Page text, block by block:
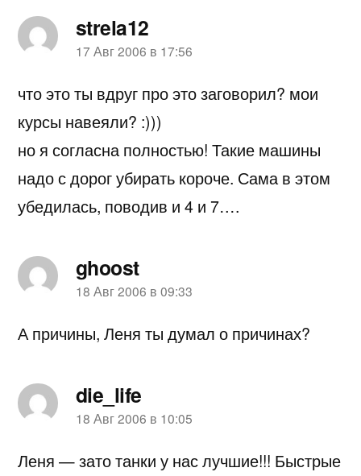
strela12
пишет:
17 Авг 2006 в 17:56
что это ты вдруг про это заговорил? мои
курсы навеяли? :)))
но я согласна полностью! Такие машины
надо с дорог убирать короче. Сама в этом
убедилась, поводив и 4 и 7….
ghoost
пишет:
18 Авг 2006 в 09:33
А причины, Леня ты думал о причинах?
die_life
пишет:
18 Авг 2006 в 10:05
Леня — зато танки у нас лучшие!!! Быстрые